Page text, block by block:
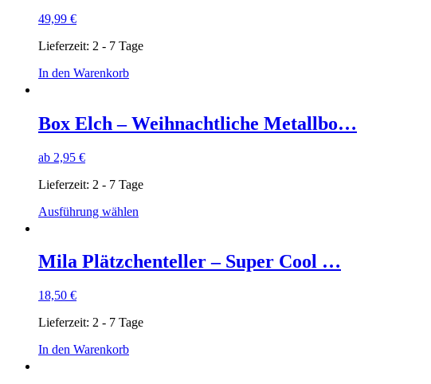
49,99 €
Lieferzeit: 2 - 7 Tage
In den Warenkorb
Box Elch – Weihnachtliche Metallbo…
ab 2,95 €
Lieferzeit: 2 - 7 Tage
Ausführung wählen
mehrere
Varianten
können
Mila Plätzchenteller – Super Cool …
18,50 €
Lieferzeit: 2 - 7 Tage
In den Warenkorb